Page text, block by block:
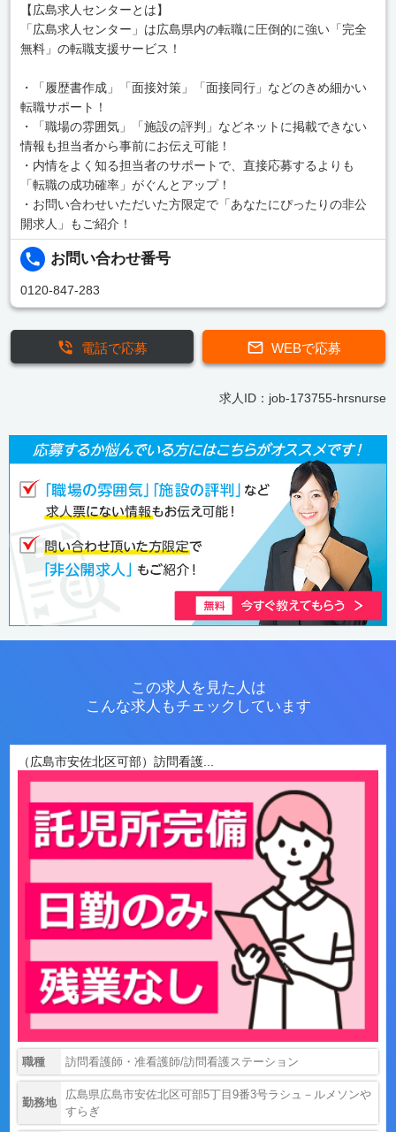
【広島求人センターとは】
「広島求人センター」は広島県内の転職に圧倒的に強い「完全
無料」の転職支援サービス！
・「履歴書作成」「面接対策」「面接同行」などのきめ細かい
転職サポート！
・「職場の雰囲気」「施設の評判」などネットに掲載できない
情報も担当者から事前にお伝え可能！
・内情をよく知る担当者のサポートで、直接応募するよりも
「転職の成功確率」がぐんとアップ！
・お問い合わせいただいた方限定で「あなたにぴったりの非公
開求人」もご紹介！
お問い合わせ番号
0120-847-283
WEBで応募
電話で応募
求人ID：job-173755-hrsnurse
この求人を見た人は
こんな求人もチェックしています
（広島市安佐北区可部）訪問看護...
職種 訪問看護師・准看護師/訪問看護ステーション
勤務地
広島県広島市安佐北区可部5丁目9番3号ラシュ－ルメソンや
すらぎ